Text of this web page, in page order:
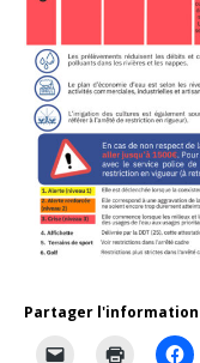
Partager